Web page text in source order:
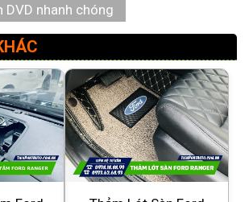
DVD nhanh chóng